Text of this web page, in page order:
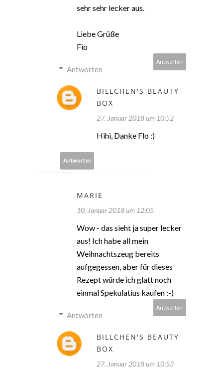
sehr sehr lecker aus.
Liebe Grüße
Fio
Antworten
Antworten
BILLCHEN'S BEAUTY
BOX
27. Januar 2018 um 10:52
Hihi, Danke Flo :)
Antworten
MARIE
10. Januar 2018 um 12:05
Wow - das sieht ja super lecker
aus! Ich habe all mein
Weihnachtszeug bereits
aufgegessen, aber für dieses
Rezept würde ich glatt noch
einmal Spekulatius kaufen :-)
Antworten
Antworten
BILLCHEN'S BEAUTY
BOX
27. Januar 2018 um 10:53